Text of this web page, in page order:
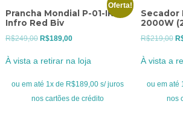
Oferta!
Prancha Mondial P-01-IR
Infro Red Biv
R$249,00 O
era:
R$249,00.
R$189,00O
atual
é:
R$189,00.
À vista a retirar na loja
ou em até 1x de R$189,00 s/ juros
nos cartões de crédito
Secador
2000W
R$219,00 O
À vista a
ou em até
nos